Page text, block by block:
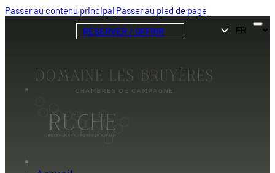
Passer au contenu principal Passer au pied de page
RÉSERVER / OFFRIR